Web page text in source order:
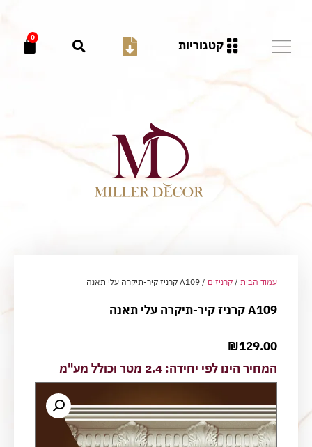
קטגוריות
0
עמוד הבית / קרניזים / A109 קרניז קיר-תיקרה עלי תאנה
A109 קרניז קיר-תיקרה עלי תאנה
₪129.00
המחיר הינו לפי יחידה: 2.4 מטר וכולל מע"מ